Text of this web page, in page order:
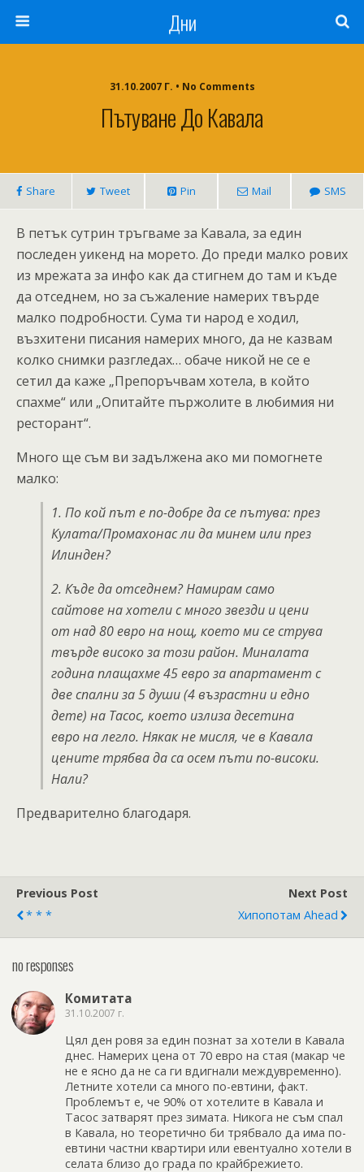
Дни
31.10.2007 Г. • No Comments
Пътуване До Кавала
Share Tweet Pin Mail SMS
В петък сутрин тръгваме за Кавала, за един
последен уикенд на морето. До преди малко рових
из мрежата за инфо как да стигнем до там и къде
да отседнем, но за съжаление намерих твърде
малко подробности. Сума ти народ е ходил,
възхитени писания намерих много, да не казвам
колко снимки разгледах… обаче никой не се е
сетил да каже „Препоръчвам хотела, в който
спахме“ или „Опитайте пържолите в любимия ни
ресторант“.
Много ще съм ви задължена ако ми помогнете
малко:
1. По кой път е по-добре да се пътува: през
Кулата/Промахонас ли да минем или през
Илинден?
2. Къде да отседнем? Намирам само
сайтове на хотели с много звезди и цени
от над 80 евро на нощ, което ми се струва
твърде високо за този район. Миналата
година плащахме 45 евро за апартамент с
две спални за 5 души (4 възрастни и едно
дете) на Тасос, което излиза десетина
евро на легло. Някак не мисля, че в Кавала
цените трябва да са осем пъти по-високи.
Нали?
Предварително благодаря.
Previous Post
* * *
Next Post
Хипопотам Ahead
no responses
Комитата
31.10.2007 г.
Цял ден ровя за един познат за хотели в Кавала
днес. Намерих цена от 70 евро на стая (макар че
не е ясно да не са ги вдигнали междувременно).
Летните хотели са много по-евтини, факт.
Проблемът е, че 90% от хотелите в Кавала и
Тасос затварят през зимата. Никога не съм спал
в Кавала, но теоретично би трябвало да има по-
евтини частни квартири или евентуално хотели в
селата близо до града по крайбрежието.